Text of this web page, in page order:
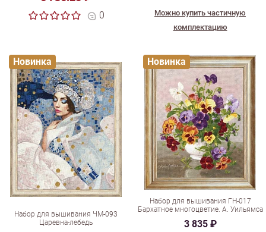
0
Можно купить частичную
комплектацию
Набор для вышивания ЧМ-093
Царевна-лебедь
Новинка
Набор для вышивания ГН-017
Бархатное многоцветие. А. Уильямса
3 835 ₽
Новинка